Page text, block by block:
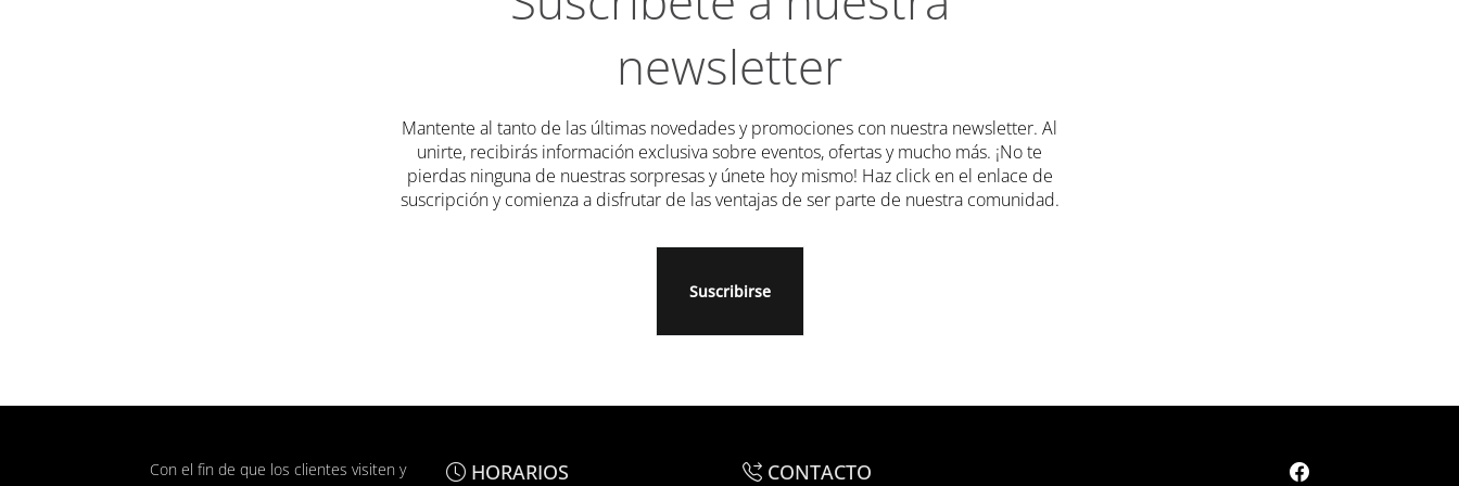
Cerraglass son expertos encerramientos y techosmóviles
, para que la decoración del exterior de tu casa sea
perfecta. Además, un cerramiento tepermitirá disfrutar de tu jardín durante todo el año.
Moda para el hogar en El Ventanal
Aunque en todas estas tiendas puedes encontrar elementos decorativos, enVanguard, estamosseguros de que encontrarás las piezas más originales a un
Compruébalo tú mismo y ven a visitar el centro comercial El Ventanal de la Sierra;el hogar de tussueños te espera con nosotros.
newsletter
Mantente al tanto de las últimas novedades y promociones con nuestra newsletter. Al
unirte, recibirás información exclusiva sobre eventos, ofertas y mucho más. ¡No te
pierdas ninguna de nuestras sorpresas y únete hoy mismo! Haz click en el enlace de
suscripción y comienza a disfrutar de las ventajas de ser parte de nuestra comunidad.
Suscribirse
Con el fin de que los clientes visiten y
HORARIOS CONTACTO